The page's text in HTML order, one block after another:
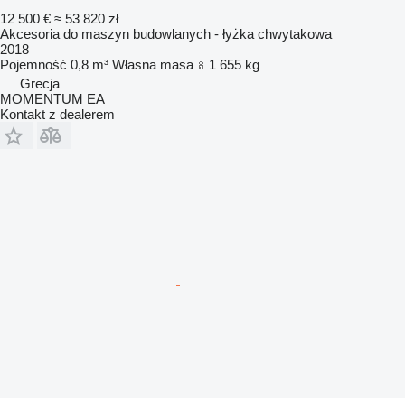
12 500 € ≈ 53 820 zł
Akcesoria do maszyn budowlanych - łyżka chwytakowa
2018
Pojemność 0,8 m³ Własna masa
1 655 kg
Grecja
MOMENTUM EA
Kontakt z dealerem